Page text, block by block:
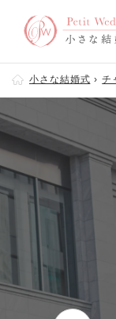
小さな結婚式 チ